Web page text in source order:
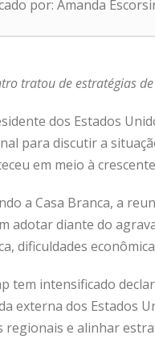
por: Amanda
tratou de estratégias
dos Estados
para discutir a
em meio à
a Casa Branca, a
adotar diante do
dificuldades
tem intensificado
externa dos Estados
regionais e alinhar